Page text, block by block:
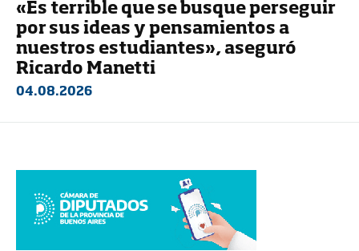
«Es terrible que se busque perseguir
por sus ideas y pensamientos a
nuestros estudiantes», aseguró
Ricardo Manetti
04.08.2026